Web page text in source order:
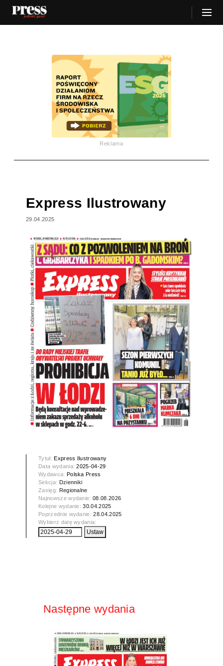
Reklama
Express Ilustrowany
29.04.2025
Tytuł: Express Ilustrowany
Data wydania:2025-04-29
Wydawca: Polska Press
Sekcja: Dzienniki
Zasięg: Regionalne
Najnowsze wydanie:08.08.2026
Kolejne wydanie:30.04.2025
Poprzednie wydanie:28.04.2025
Wybierz datę wydania:
Następne wydania